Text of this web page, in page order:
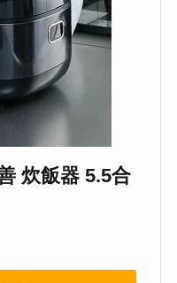
炊飯器 5.5合